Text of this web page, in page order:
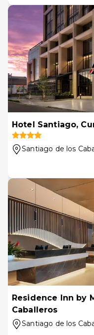
Hotel Santiago,
Santiago de los
Residence Inn by
Caballeros
Santiago de los